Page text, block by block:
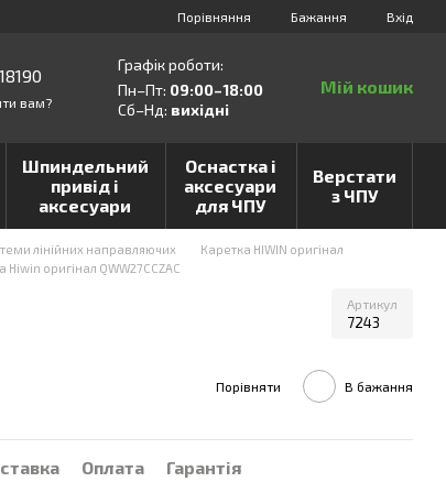
Порівняння Бажання Вхід
вам?
Графік роботи:
Пн–Пт: 09:00–18:00
Сб–Нд: вихідні
Мій кошик
Шпиндельний
привід і
аксесуари
Оснастка і
аксесуари
для ЧПУ
Верстати
з ЧПУ
лінійних направляючих
Каретка HIWIN оригінал
Hiwin оригінал QWW27CCZAC
Артикул
7243
Порівняти В бажання
Оплата Гарантія